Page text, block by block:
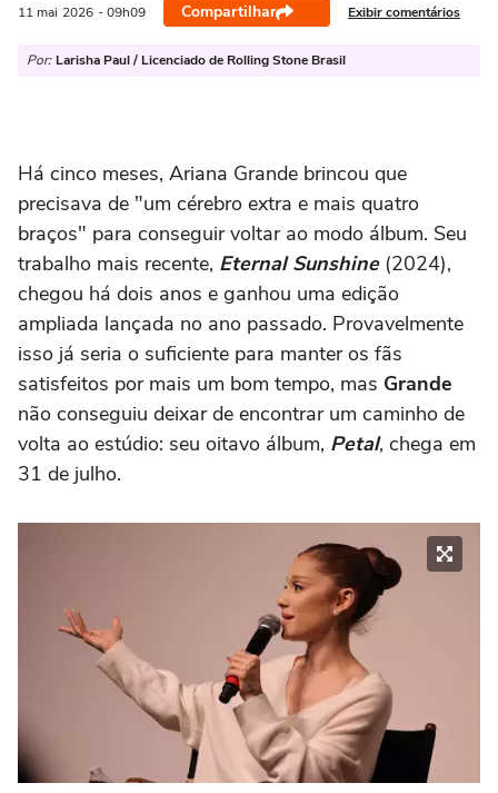
11 mai 2026 - 09h09 Compartilhar Exibir comentários
Por: Larisha Paul / Licenciado de Rolling Stone Brasil
Há cinco meses, Ariana Grande brincou que
precisava de "um cérebro extra e mais quatro
braços" para conseguir voltar ao modo álbum. Seu
trabalho mais recente, Eternal Sunshine(2024),
chegou há dois anos e ganhou uma edição
ampliada lançada no ano passado. Provavelmente
isso já seria o suficiente para manter os fãs
satisfeitos por mais um bom tempo, mas Grande
não conseguiu deixar de encontrar um caminho de
volta ao estúdio: seu oitavo álbum, Petal, chega em
31 de julho.